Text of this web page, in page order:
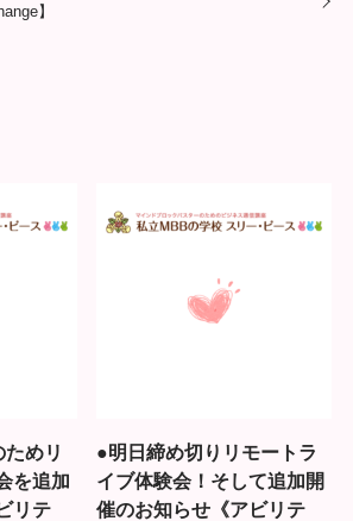
】
めリ
を追加
リテ
●明日締め切りリモートラ
イブ体験会！そして追加開
催のお知らせ《アビリテ